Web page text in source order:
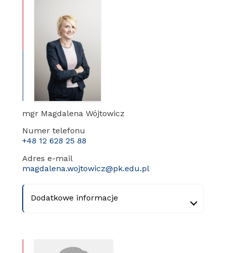
mgr Magdalena Wójtowicz
Numer telefonu
+48 12 628 25 88
Adres e-mail
magdalena.wojtowicz@pk.edu.pl
Dodatkowe informacje